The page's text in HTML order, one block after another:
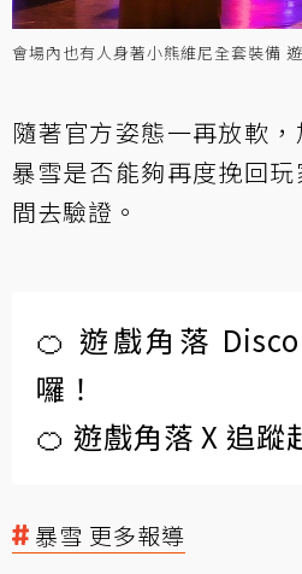
會場內也有人身著小熊維尼全套裝備
隨著官方姿態一再放軟，
暴雪是否能夠再度挽回
間去驗證。
🍊 遊戲角落
囉！
🍊 遊戲角落 X 追蹤
暴雪 更多報導